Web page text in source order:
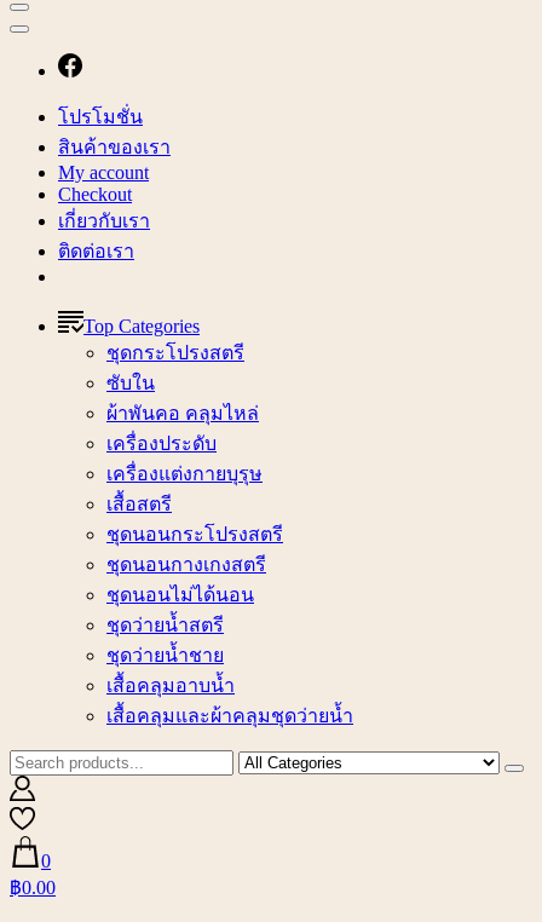
โปรโมชั่น
สินค้าของเรา
My account
Checkout
เกี่ยวกับเรา
ติดต่อเรา
Top Categories
ชุดกระโปรงสตรี
ซับใน
ผ้าพันคอ คลุมไหล่
เครื่องประดับ
เครื่องแต่งกายบุรุษ
เสื้อสตรี
ชุดนอนกระโปรงสตรี
ชุดนอนกางเกงสตรี
ชุดนอนไม่ได้นอน
ชุดว่ายน้ำสตรี
ชุดว่ายน้ำชาย
เสื้อคลุมอาบน้ำ
เสื้อคลุมและผ้าคลุมชุดว่ายน้ำ
0
฿0.00